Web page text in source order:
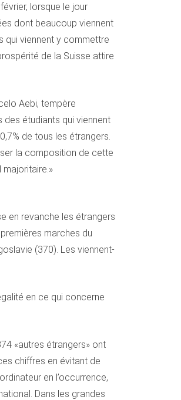
lorsque le jour
dont beaucoup viennent
qui viennent y commettre
de la Suisse attire
Aebi, tempère
des étudiants qui viennent
de tous les étrangers.
la composition de cette
majoritaire.»
en revanche les étrangers
marches du
(370). Les viennent-
en ce qui concerne
«autres étrangers» ont
chiffres en évitant de
en l’occurrence,
Dans les grandes